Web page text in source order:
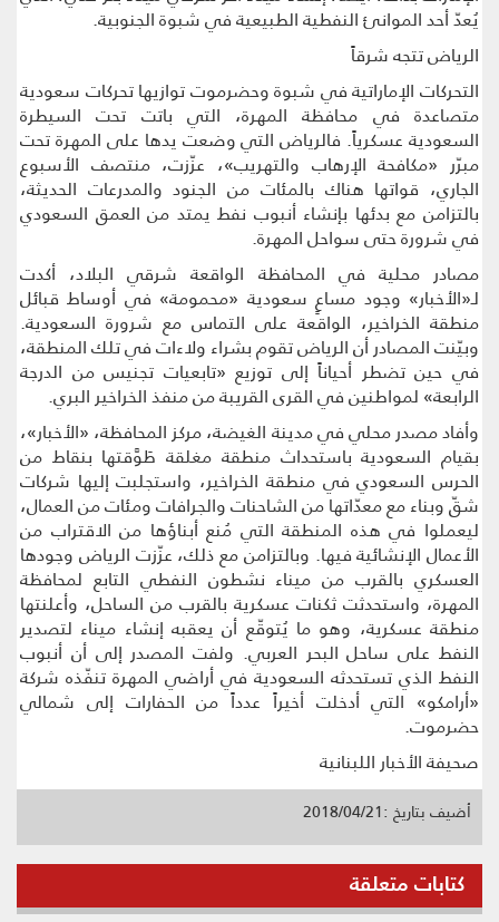
يُعدّ أحد الموانئ النفطية الطبيعية في شبوة الجنوبية.
الرياض تتجه شرقاً
التحركات الإماراتية في شبوة وحضرموت توازيها تحركات سعودية
متصاعدة في محافظة المهرة، التي باتت تحت السيطرة
السعودية عسكرياً. فالرياض التي وضعت يدها على المهرة تحت
مبرّر «مكافحة الإرهاب والتهريب»، عزّزت، منتصف الأسبوع
الجاري، قواتها هناك بالمئات من الجنود والمدرعات الحديثة،
بالتزامن مع بدئها بإنشاء أنبوب نفط يمتد من العمق السعودي
في شرورة حتى سواحل المهرة.
مصادر محلية في المحافظة الواقعة شرقي البلاد، أكدت
لـ«الأخبار» وجود مساعٍ سعودية «محمومة» في أوساط قبائل
منطقة الخراخير، الواقعة على التماس مع شرورة السعودية.
وبيّنت المصادر أن الرياض تقوم بشراء ولاءات في تلك المنطقة،
في حين تضطر أحياناً إلى توزيع «تابعيات تجنيس من الدرجة
الرابعة» لمواطنين في القرى القريبة من منفذ الخراخير البري.
وأفاد مصدر محلي في مدينة الغيضة، مركز المحافظة، «الأخبار»،
بقيام السعودية باستحداث منطقة مغلقة طَوَّقتها بنقاط من
الحرس السعودي في منطقة الخراخير، واستجلبت إليها شركات
شقّ وبناء مع معدّاتها من الشاحنات والجرافات ومئات من العمال،
ليعملوا في هذه المنطقة التي مُنع أبناؤها من الاقتراب من
الأعمال الإنشائية فيها. وبالتزامن مع ذلك، عزّزت الرياض وجودها
العسكري بالقرب من ميناء نشطون النفطي التابع لمحافظة
المهرة، واستحدثت ثكنات عسكرية بالقرب من الساحل، وأعلنتها
منطقة عسكرية، وهو ما يُتوقّع أن يعقبه إنشاء ميناء لتصدير
النفط على ساحل البحر العربي. ولفت المصدر إلى أن أنبوب
النفط الذي تستحدثه السعودية في أراضي المهرة تنفّذه شركة
«أرامكو» التي أدخلت أخيراً عدداً من الحفارات إلى شمالي
حضرموت.
صحيفة الأخبار اللبنانية
أضيف بتاريخ :2018/04/21
كتابات متعلقة